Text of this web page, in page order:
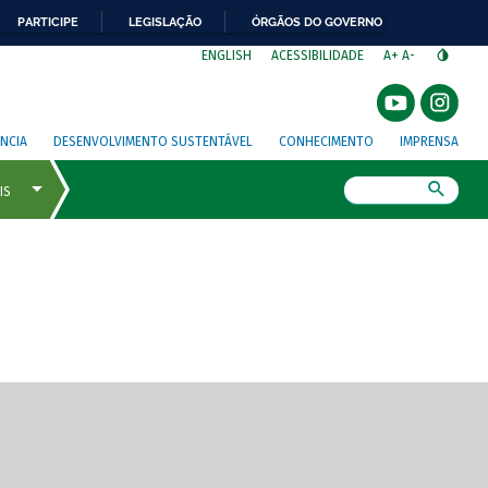
PARTICIPE LEGISLAÇÃO ÓRGÃOS DO GOVERNO
ENGLISH ACESSIBILIDADE A+ A-
DESENVOLVIMENTO SUSTENTÁVEL CONHECIMENTO IMPRENSA
de tela